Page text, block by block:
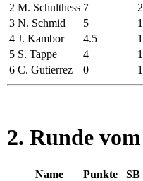
2 M. Schulthess 7
3 N. Schmid 5
4 J. Kambor 4.5
5 S. Tappe 4
6 C. Gutierrez 0
2. Runde
Name Punkte SB